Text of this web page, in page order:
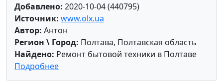
Добавлено: 2020-10-04 (440795)
Источник: www.olx.ua
Автор: Антон
Регион \ Город: Полтава, Полтавская область
Найдено: Ремонт бытовой техники в Полтаве
Подробнее